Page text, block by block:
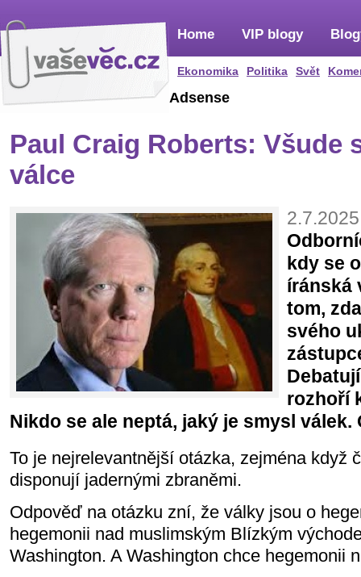
Home
Ekonomika Politika Svět
VIP blogy
Adsense
Paul Craig Roberts: Všude
válce
kdy se
íránská
tom,
svého
rozhoří
Nikdo se ale neptá, jaký je smysl válek.
To je nejrelevantnější otázka, zejména když
disponují jadernými zbraněmi.
Odpověď na otázku zní, že války jsou o
hegemonii nad muslimským Blízkým
Washington. A Washington chce hegemonii